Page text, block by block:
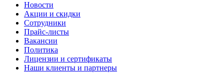
Новости
Акции и скидки
Сотрудники
Прайс-листы
Вакансии
Политика
Лицензии и сертификаты
Наши клиенты и партнеры